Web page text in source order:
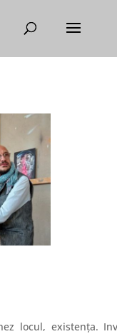
locul, existența.